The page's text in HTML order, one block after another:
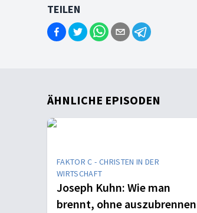
TEILEN
ÄHNLICHE EPISODEN
FAKTOR C - CHRISTEN IN DER
WIRTSCHAFT
Joseph Kuhn: Wie man
brennt, ohne auszubrennen